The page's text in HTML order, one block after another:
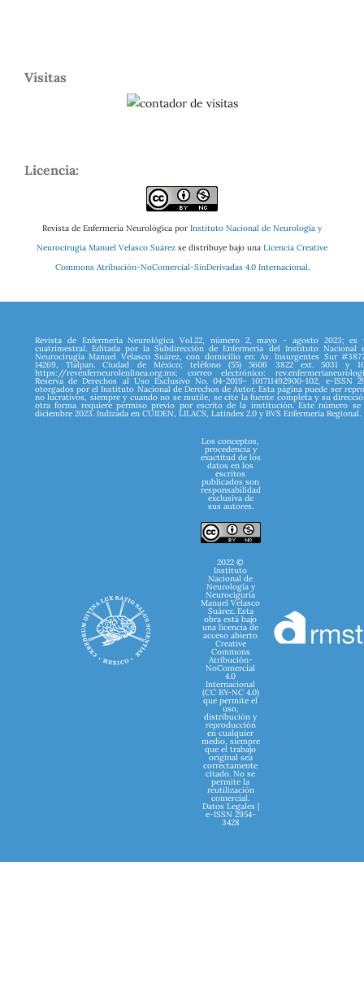
Visitas
Licencia:
Revista de Enfermería Neurológica porInstituto Nacional de Neurología y
Neurocirugía Manuel Velasco Suárez se distribuye bajo una Licencia Creative
Commons Atribución-NoComercial-SinDerivadas 4.0 Internacional.
Revista de Enfermería Neurológica Vol.22, número 2, mayo - agosto 2023; es
cuatrimestral. Editada por la Subdirección de Enfermería del Instituto Nacional
Neurocirugía Manuel Velasco Suárez, con domicilio en: Av. Insurgentes Sur
14269, Tlalpan. Ciudad de México; teléfono (55) 5606 3822 ext. 5031 y
https://revenferneurolenlinea.org.mx; correo electrónico:
Reserva de Derechos al Uso Exclusivo No. 04-2019- 101711492900-102, e-ISSN
otorgados por el Instituto Nacional de Derechos de Autor. Esta página puede ser
no lucrativos, siempre y cuando no se mutile, se cite la fuente completa y su
otra forma requiere permiso previo por escrito de la institución. Este número
diciembre 2023. Indizada en CUIDEN, LILACS, Latindex 2.0 y BVS Enfermería Regional.
Los conceptos,
procedencia y
exactitud de los
datos en los
escritos
publicados son
responsabilidad
exclusiva de
sus autores.
2022 ©
Instituto
Nacional de
Neurología y
Neurociguría
Manuel Velasco
Suárez. Esta
obra está bajo
una licencia de
acceso abierto
Creative
Commons
Atribución-
NoComercial
4.0
Internacional
(CC BY-NC 4.0)
que permite el
uso,
distribución y
reproducción
en cualquier
medio, siempre
que el trabajo
original sea
correctamente
citado. No se
permite la
reutilización
comercial.
Datos Legales |
e-ISSN 2954-
3428